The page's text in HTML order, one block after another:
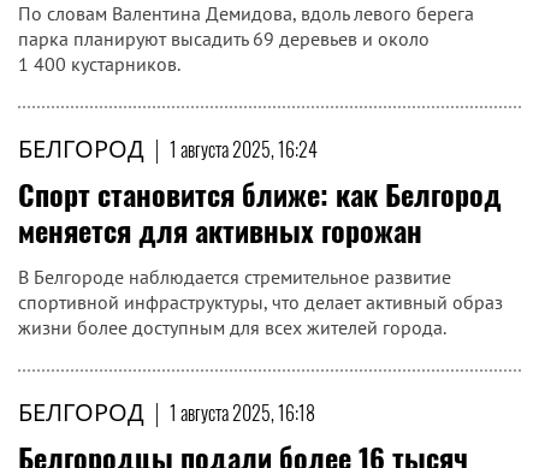
По словам Валентина Демидова, вдоль левого берега
парка планируют высадить 69 деревьев и около
1 400 кустарников.
БЕЛГОРОД | 1 августа 2025, 16:24
Спорт становится ближе: как Белгород
меняется для активных горожан
В Белгороде наблюдается стремительное развитие
спортивной инфраструктуры, что делает активный образ
жизни более доступным для всех жителей города.
БЕЛГОРОД | 1 августа 2025, 16:18
Белгородцы подали более 16 тысяч